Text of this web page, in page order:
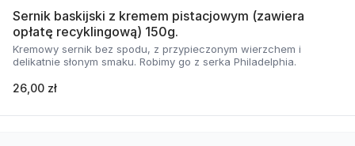
Sernik baskijski z kremem pistacjowym (zawiera
opłatę recyklingową) 150g.
Kremowy sernik bez spodu, z przypieczonym wierzchem i
delikatnie słonym smaku. Robimy go z serka Philadelphia.
26,00 zł